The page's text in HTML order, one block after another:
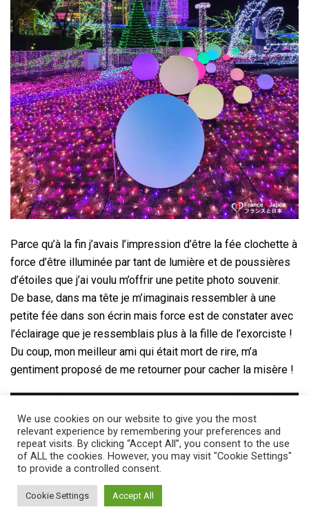
Parce qu’à la fin j’avais l’impression d’être la fée clochette à
force d’être illuminée par tant de lumière et de poussières
d’étoiles que j’ai voulu m’offrir une petite photo souvenir.
De base, dans ma tête je m’imaginais ressembler à une
petite fée dans son écrin mais force est de constater avec
l’éclairage que je ressemblais plus à la fille de l’exorciste !
Du coup, mon meilleur ami qui était mort de rire, m’a
gentiment proposé de me retourner pour cacher la misère !
We use cookies on our website to give you the most
relevant experience by remembering your preferences and
repeat visits. By clicking “Accept All”, you consent to the use
of ALL the cookies. However, you may visit "Cookie Settings"
to provide a controlled consent.
Cookie Settings Accept All